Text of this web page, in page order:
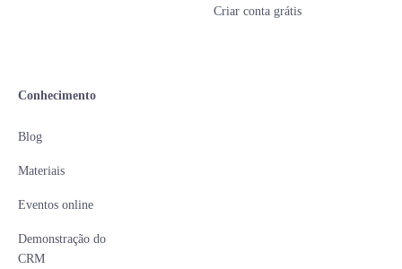
Criar conta grátis
Conhecimento
Blog
Materiais
Eventos online
Demonstração do
CRM